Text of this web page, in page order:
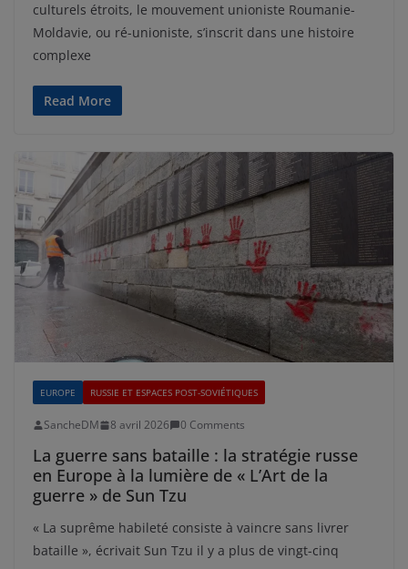
culturels étroits, le mouvement unioniste Roumanie-
Moldavie, ou ré-unioniste, s’inscrit dans une histoire
complexe
Read More
EUROPE RUSSIE ET ESPACES POST-SOVIÉTIQUES
SancheDM 8 avril 2026 0 Comments
La guerre sans bataille : la stratégie russe
en Europe à la lumière de « L’Art de la
guerre » de Sun Tzu
« La suprême habileté consiste à vaincre sans livrer
bataille », écrivait Sun Tzu il y a plus de vingt-cinq